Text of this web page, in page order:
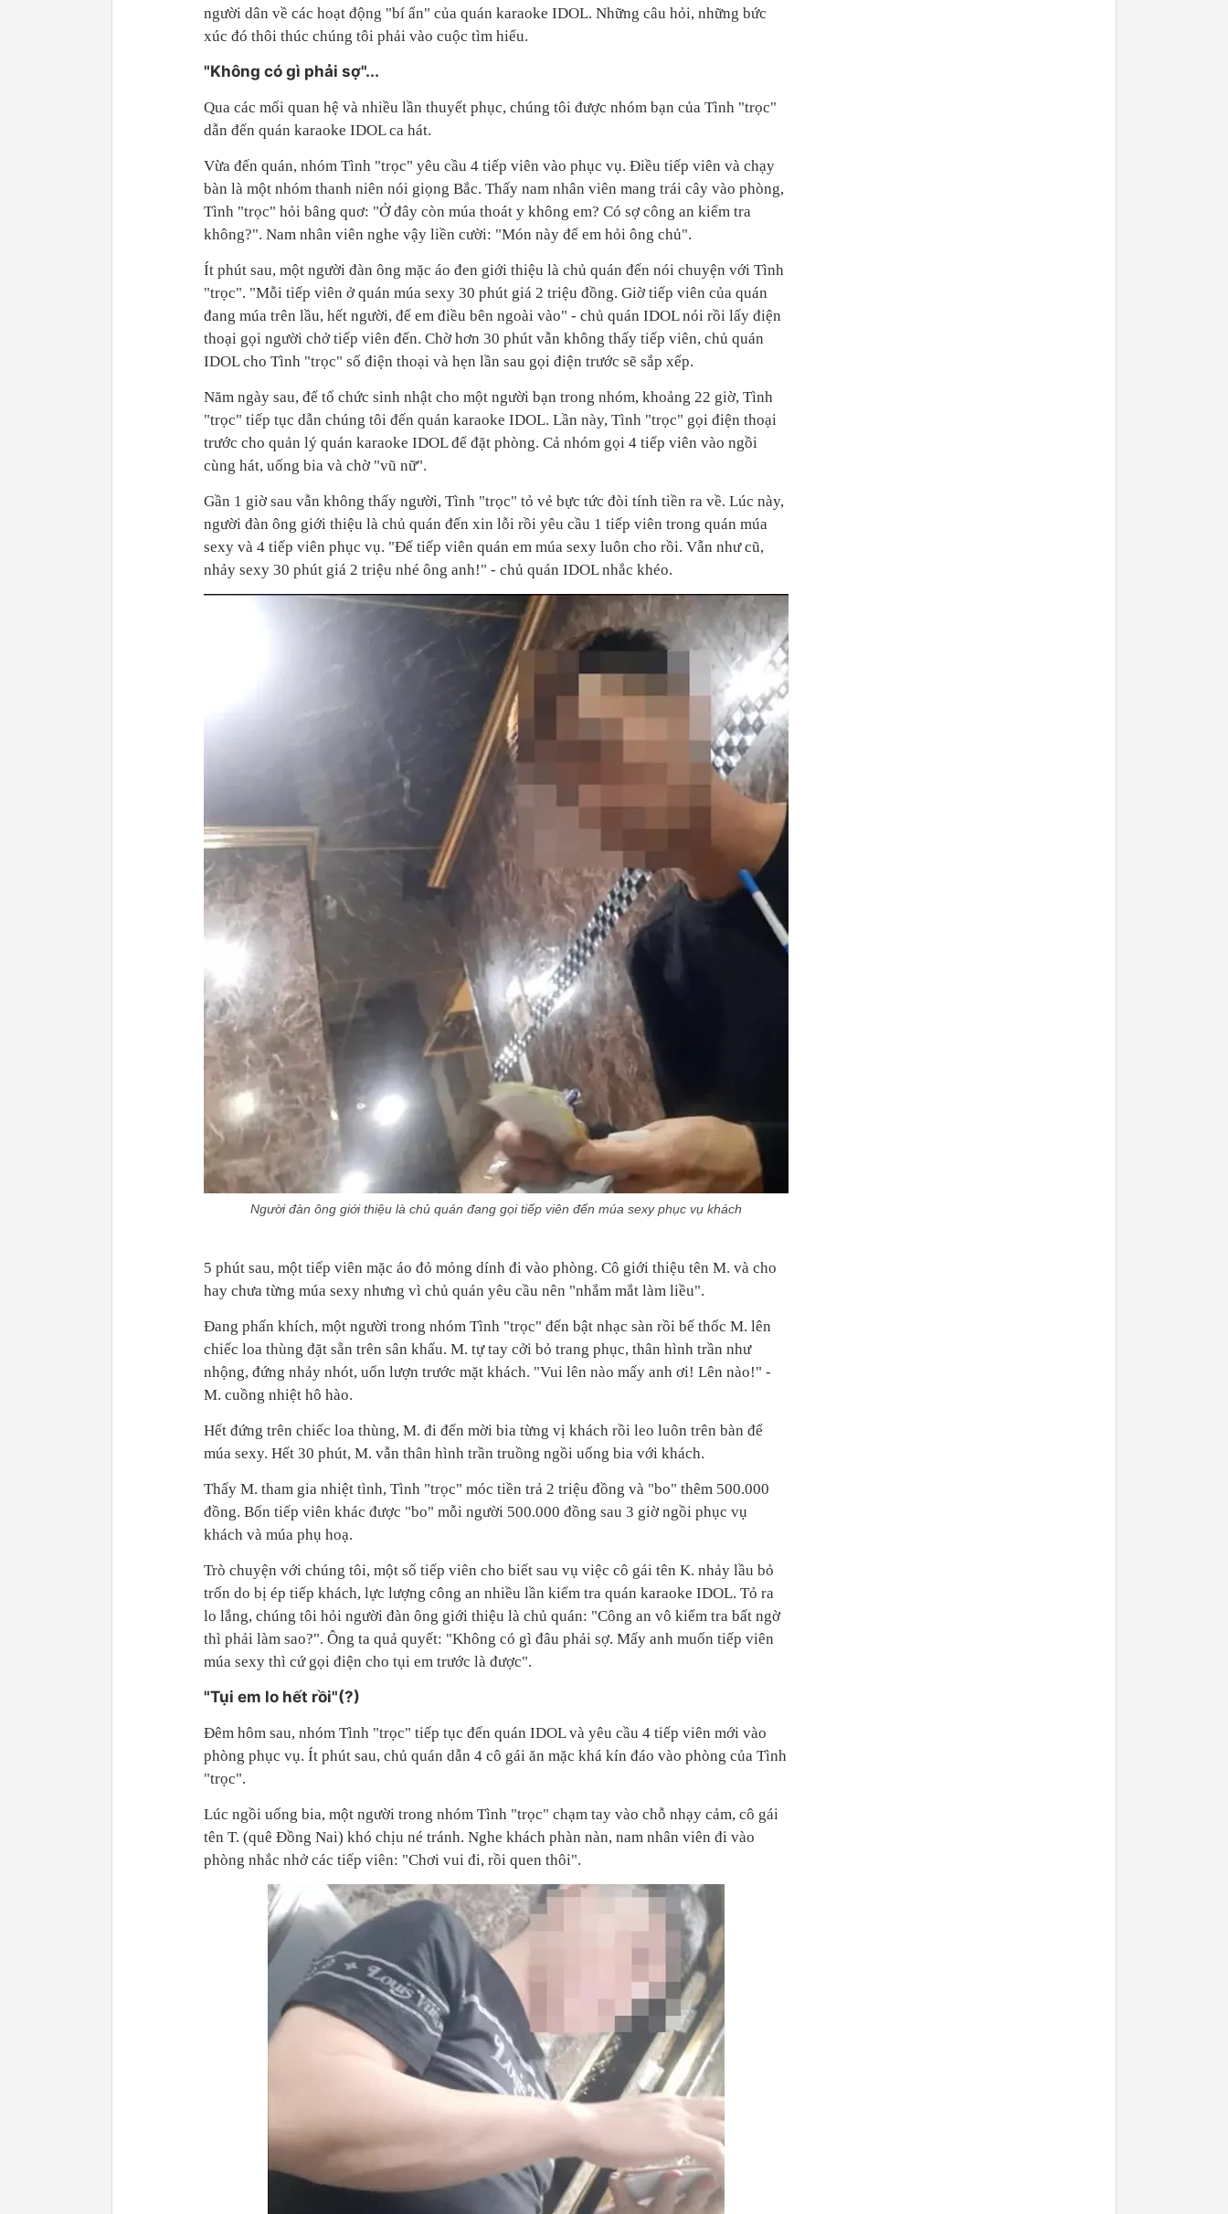
người dân về các hoạt động "bí ẩn" của quán karaoke IDOL. Những câu hỏi, những bức
xúc đó thôi thúc chúng tôi phải vào cuộc tìm hiểu.
"Không có gì phải sợ"...
Qua các mối quan hệ và nhiều lần thuyết phục, chúng tôi được nhóm bạn của Tình "trọc"
dẫn đến quán karaoke IDOL ca hát.
Vừa đến quán, nhóm Tình "trọc" yêu cầu 4 tiếp viên vào phục vụ. Điều tiếp viên và chạy
bàn là một nhóm thanh niên nói giọng Bắc. Thấy nam nhân viên mang trái cây vào phòng,
Tình "trọc" hỏi bâng quơ: "Ở đây còn múa thoát y không em? Có sợ công an kiểm tra
không?". Nam nhân viên nghe vậy liền cười: "Món này để em hỏi ông chủ".
Ít phút sau, một người đàn ông mặc áo đen giới thiệu là chủ quán đến nói chuyện với Tình
"trọc". "Mỗi tiếp viên ở quán múa sexy 30 phút giá 2 triệu đồng. Giờ tiếp viên của quán
đang múa trên lầu, hết người, để em điều bên ngoài vào" - chủ quán IDOL nói rồi lấy điện
thoại gọi người chở tiếp viên đến. Chờ hơn 30 phút vẫn không thấy tiếp viên, chủ quán
IDOL cho Tình "trọc" số điện thoại và hẹn lần sau gọi điện trước sẽ sắp xếp.
Năm ngày sau, để tổ chức sinh nhật cho một người bạn trong nhóm, khoảng 22 giờ, Tình
"trọc" tiếp tục dẫn chúng tôi đến quán karaoke IDOL. Lần này, Tình "trọc" gọi điện thoại
trước cho quản lý quán karaoke IDOL để đặt phòng. Cả nhóm gọi 4 tiếp viên vào ngồi
cùng hát, uống bia và chờ "vũ nữ".
Gần 1 giờ sau vẫn không thấy người, Tình "trọc" tỏ vẻ bực tức đòi tính tiền ra về. Lúc này,
người đàn ông giới thiệu là chủ quán đến xin lỗi rồi yêu cầu 1 tiếp viên trong quán múa
sexy và 4 tiếp viên phục vụ. "Để tiếp viên quán em múa sexy luôn cho rồi. Vẫn như cũ,
nhảy sexy 30 phút giá 2 triệu nhé ông anh!" - chủ quán IDOL nhắc khéo.
Người đàn ông giới thiệu là chủ quán đang gọi tiếp viên đến múa sexy phục vụ khách
5 phút sau, một tiếp viên mặc áo đỏ mỏng dính đi vào phòng. Cô giới thiệu tên M. và cho
hay chưa từng múa sexy nhưng vì chủ quán yêu cầu nên "nhắm mắt làm liều".
Đang phấn khích, một người trong nhóm Tình "trọc" đến bật nhạc sàn rồi bế thốc M. lên
chiếc loa thùng đặt sẵn trên sân khấu. M. tự tay cởi bỏ trang phục, thân hình trần như
nhộng, đứng nhảy nhót, uốn lượn trước mặt khách. "Vui lên nào mấy anh ơi! Lên nào!" -
M. cuồng nhiệt hô hào.
Hết đứng trên chiếc loa thùng, M. đi đến mời bia từng vị khách rồi leo luôn trên bàn để
múa sexy. Hết 30 phút, M. vẫn thân hình trần truồng ngồi uống bia với khách.
Thấy M. tham gia nhiệt tình, Tình "trọc" móc tiền trả 2 triệu đồng và "bo" thêm 500.000
đồng. Bốn tiếp viên khác được "bo" mỗi người 500.000 đồng sau 3 giờ ngồi phục vụ
khách và múa phụ hoạ.
Trò chuyện với chúng tôi, một số tiếp viên cho biết sau vụ việc cô gái tên K. nhảy lầu bỏ
trốn do bị ép tiếp khách, lực lượng công an nhiều lần kiểm tra quán karaoke IDOL. Tỏ ra
lo lắng, chúng tôi hỏi người đàn ông giới thiệu là chủ quán: "Công an vô kiểm tra bất ngờ
thì phải làm sao?". Ông ta quả quyết: "Không có gì đâu phải sợ. Mấy anh muốn tiếp viên
múa sexy thì cứ gọi điện cho tụi em trước là được".
"Tụi em lo hết rồi"(?)
Đêm hôm sau, nhóm Tình "trọc" tiếp tục đến quán IDOL và yêu cầu 4 tiếp viên mới vào
phòng phục vụ. Ít phút sau, chủ quán dẫn 4 cô gái ăn mặc khá kín đáo vào phòng của Tình
"trọc".
Lúc ngồi uống bia, một người trong nhóm Tình "trọc" chạm tay vào chỗ nhạy cảm, cô gái
tên T. (quê Đồng Nai) khó chịu né tránh. Nghe khách phàn nàn, nam nhân viên đi vào
phòng nhắc nhở các tiếp viên: "Chơi vui đi, rồi quen thôi".